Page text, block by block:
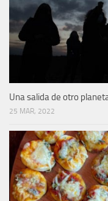
Una salida de otro
25 MAR, 2022